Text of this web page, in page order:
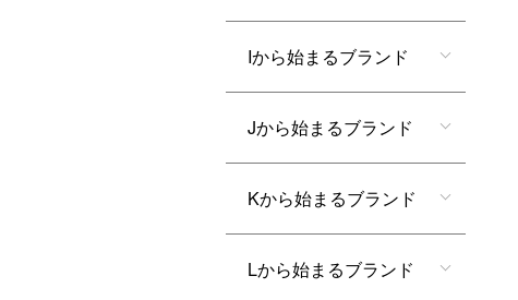
Iから始まるブランド
Jから始まるブランド
Kから始まるブランド
Lから始まるブランド